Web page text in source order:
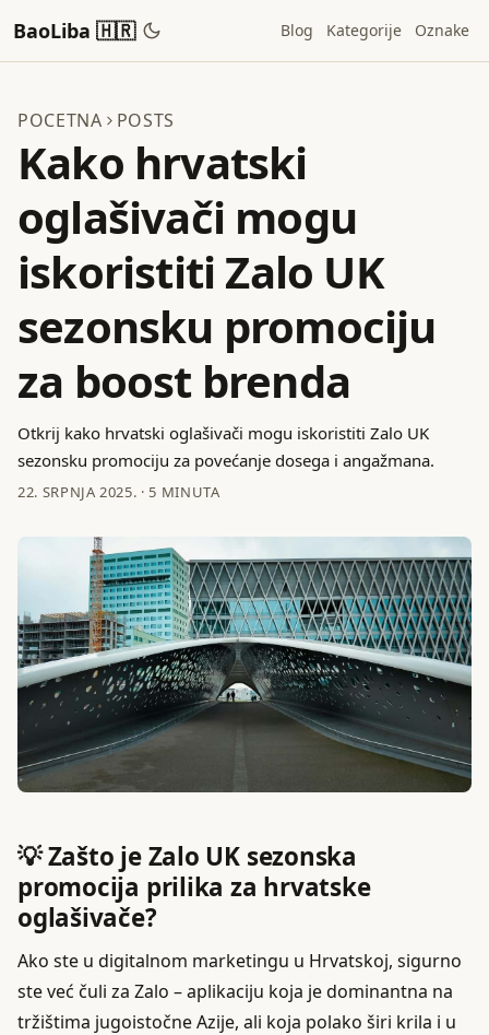
BaoLiba 🇭🇷 Blog Kategorije Oznake
POCETNA POSTS
Kako hrvatski
oglašivači mogu
iskoristiti Zalo UK
sezonsku promociju
za boost brenda
Otkrij kako hrvatski oglašivači mogu iskoristiti Zalo UK
sezonsku promociju za povećanje dosega i angažmana.
22. SRPNJA 2025. · 5 MINUTA
💡 Zašto je Zalo UK sezonska
promocija prilika za hrvatske
oglašivače?
Ako ste u digitalnom marketingu u Hrvatskoj, sigurno
ste već čuli za Zalo – aplikaciju koja je dominantna na
tržištima jugoistočne Azije, ali koja polako širi krila i u